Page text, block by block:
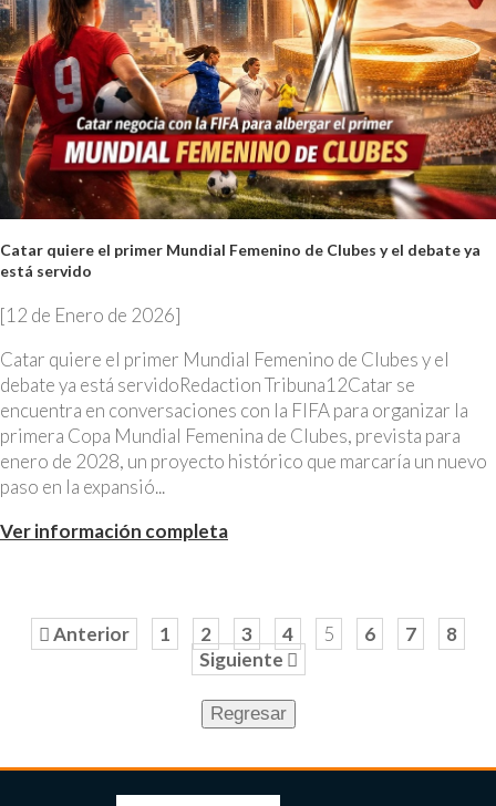
Catar quiere el primer Mundial Femenino de Clubes y el debate ya
está servido
[12 de Enero de 2026]
Catar quiere el primer Mundial Femenino de Clubes y el
debate ya está servidoRedaction Tribuna12Catar se
encuentra en conversaciones con la FIFA para organizar la
primera Copa Mundial Femenina de Clubes, prevista para
enero de 2028, un proyecto histórico que marcaría un nuevo
paso en la expansió...
Ver información completa
Anterior 1 2 3 4 5 6 7
8
Siguiente